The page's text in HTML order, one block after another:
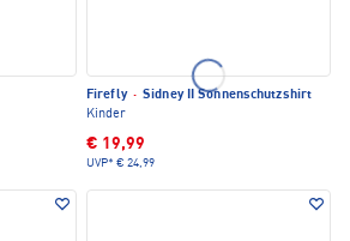
Firefly · Sidney II Sonnenschutzshirt
Kinder
€ 19,99
UVP* € 24,99